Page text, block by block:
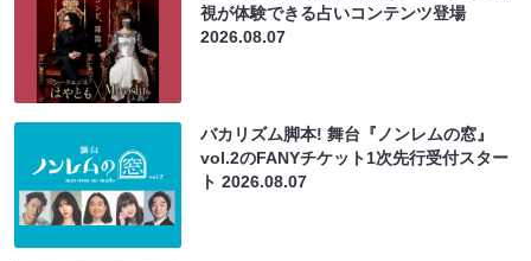
視が体験できる占いコンテンツ登場
2026.08.07
バカリズム脚本! 舞台『ノンレムの窓』
vol.2のFANYチケット1次先行受付スター
ト2026.08.07